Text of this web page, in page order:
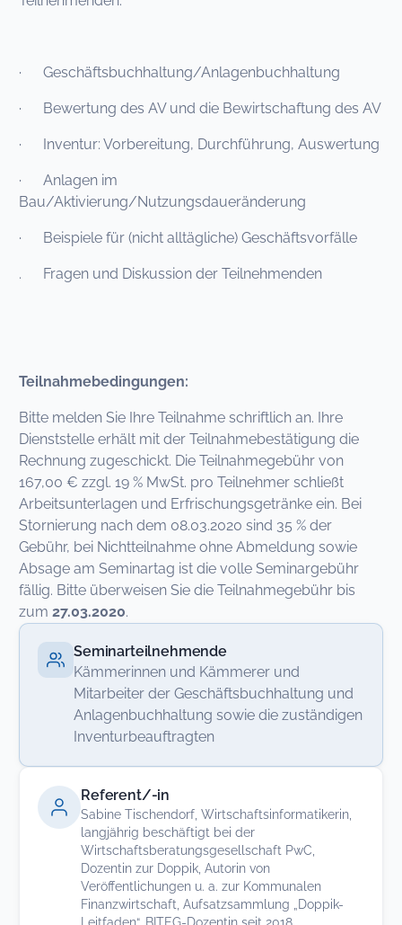
· Geschäftsbuchhaltung/Anlagenbuchhaltung
· Bewertung des AV und die Bewirtschaftung des AV
· Inventur: Vorbereitung, Durchführung, Auswertung
· Anlagen im
Bau/Aktivierung/Nutzungsdaueränderung
· Beispiele für (nicht alltägliche) Geschäftsvorfälle
. Fragen und Diskussion der Teilnehmenden
Teilnahmebedingungen:
Bitte melden Sie Ihre Teilnahme schriftlich an. Ihre
Dienststelle erhält mit der Teilnahmebestätigung die
Rechnung zugeschickt. Die Teilnahmegebühr von
167,00 € zzgl. 19 % MwSt. pro Teilnehmer schließt
Arbeitsunterlagen und Erfrischungsgetränke ein. Bei
Stornierung nach dem 08.03.2020 sind 35 % der
Gebühr, bei Nichtteilnahme ohne Abmeldung sowie
Absage am Seminartag ist die volle Seminargebühr
fällig. Bitte überweisen Sie die Teilnahmegebühr bis
zum 27.03.2020.
Seminarteilnehmende
Kämmerinnen und Kämmerer und
Mitarbeiter der Geschäftsbuchhaltung und
Anlagenbuchhaltung sowie die zuständigen
Inventurbeauftragten
Referent/-in
Sabine Tischendorf, Wirtschaftsinformatikerin,
langjährig beschäftigt bei der
Wirtschaftsberatungsgesellschaft PwC,
Dozentin zur Doppik, Autorin von
Veröffentlichungen u. a. zur Kommunalen
Finanzwirtschaft, Aufsatzsammlung „Doppik-